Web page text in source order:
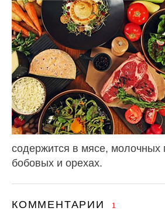
содержится в мясе, молочных
бобовых и орехах.
КОММЕНТАРИИ 1